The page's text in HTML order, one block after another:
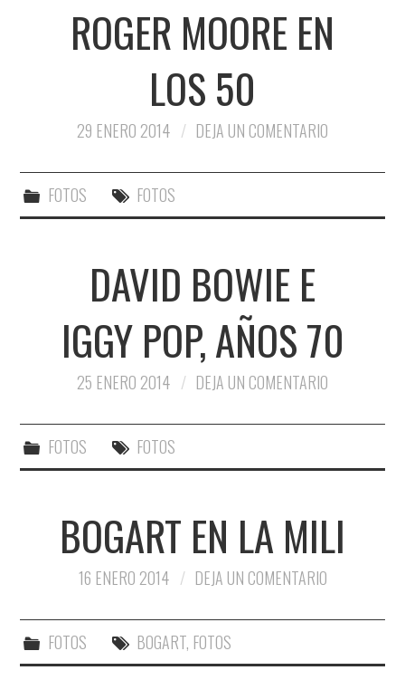
ROGER MOORE EN
LOS 50
29 ENERO 2014 DEJA UN COMENTARIO
FOTOS FOTOS
DAVID BOWIE E
IGGY POP, AÑOS 70
25 ENERO 2014 DEJA UN COMENTARIO
FOTOS FOTOS
BOGART EN LA MILI
16 ENERO 2014 DEJA UN COMENTARIO
FOTOS BOGART, FOTOS